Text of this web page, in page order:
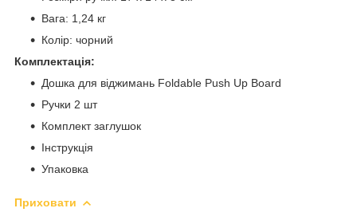
Вага: 1,24 кг
Колір: чорний
Комплектація:
Дошка для віджимань Foldable Push Up Board
Ручки 2 шт
Комплект заглушок
Інструкція
Упаковка
Приховати